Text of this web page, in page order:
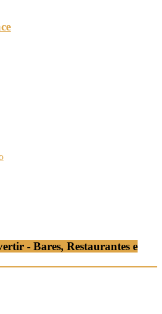
- Bares, Restaurantes e